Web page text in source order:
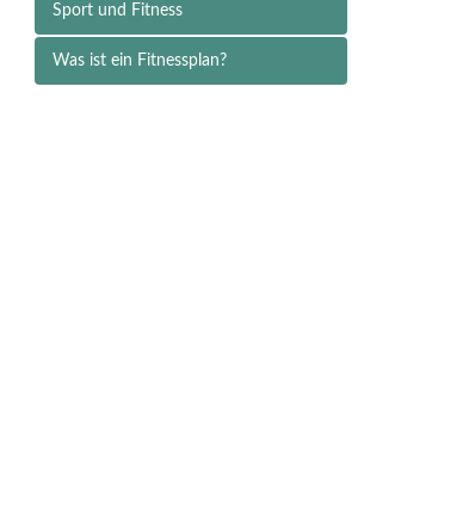
Sport und Fitness
Was ist ein Fitnessplan?